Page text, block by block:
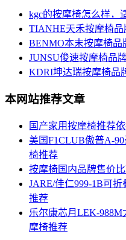
kgc的按摩椅怎么样，
TIANHE天禾按摩椅品
BENMO本末按摩椅品
JUNSU俊速按摩椅品
KDRI坤达瑞按摩椅品
本网站推荐文章
国产家用按摩椅推荐
美国F1CLUB傲普A-
椅推荐
按摩椅国内品牌售价
JARE/佳仁999-1B可
推荐
乐尔康芯月LEK-
摩椅推荐